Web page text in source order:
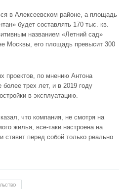
в Алексеевском районе, а площадь
будет составлять 170 тыс. кв.
названием «Летний сад»
Москвы, его площадь превысит 300
проектов, по мнению Антона
трех лет, и в 2019 году
в эксплуатацию.
что компания, не смотря на
жилья, все-таки настроена на
перед собой только реально